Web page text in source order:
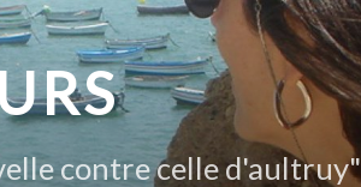
contre celle d'aultruy"